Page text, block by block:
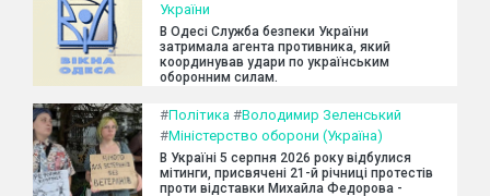
України
В Одесі Служба безпеки України
затримала агента противника, який
координував удари по українським
оборонним силам.
#Політика #Володимир Зеленський
#Міністерство оборони (Україна)
В Україні 5 серпня 2026 року відбулися
мітинги, присвячені 21-й річниці протестів
проти відставки Михайла Федорова -